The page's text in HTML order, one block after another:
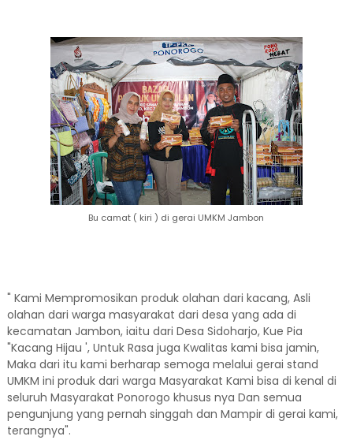
Bu camat ( kiri ) di gerai UMKM Jambon
" Kami Mempromosikan produk olahan dari kacang, Asli
olahan dari warga masyarakat dari desa yang ada di
kecamatan Jambon, iaitu dari Desa Sidoharjo, Kue Pia
"Kacang Hijau ', Untuk Rasa juga Kwalitas kami bisa jamin,
Maka dari itu kami berharap semoga melalui gerai stand
UMKM ini produk dari warga Masyarakat Kami bisa di kenal di
seluruh Masyarakat Ponorogo khusus nya Dan semua
pengunjung yang pernah singgah dan Mampir di gerai kami,
terangnya".